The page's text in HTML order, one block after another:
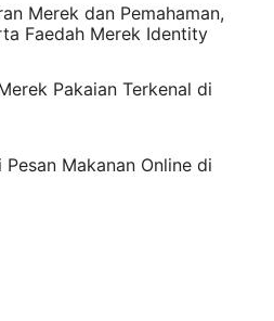
Merek dan Pemahaman,
Faedah Merek Identity
Pakaian Terkenal di
Makanan Online di